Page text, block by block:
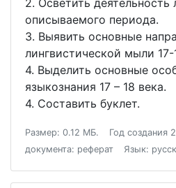
2. Осветить деятельность
описываемого периода.
3. Выявить основные
лингвистической мыли 17-
4. Выделить основные
языкознания 17 – 18 века.
4. Составить буклет.
Размер: 0.12 МБ. Год создания
документа: реферат
Язык: